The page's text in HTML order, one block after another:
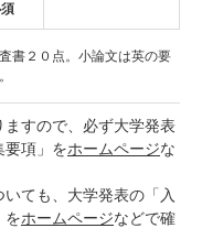
書２０点。小論文は英の要
すので、必ず大学発表
要項」をホームページな
ても、大学発表の「入
をホームページなどで確